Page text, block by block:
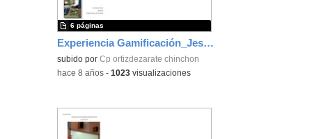
Experiencia Gamificación_Jesús Argudo
subido porCp ortizdezarate chinchon
6 páginas
-hace 8 años -1023 visualizaciones